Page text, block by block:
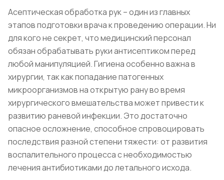
Асептическая обработка рук – один из главных
этапов подготовки врача к проведению операции. Ни
для кого не секрет, что медицинский персонал
обязан обрабатывать руки антисептиком перед
любой манипуляцией. Гигиена особенно важна в
хирургии, так как попадание патогенных
микроорганизмов на открытую рану во время
хирургического вмешательства может привести к
развитию раневой инфекции. Это достаточно
опасное осложнение, способное спровоцировать
последствия разной степени тяжести: от развития
воспалительного процесса с необходимостью
лечения антибиотиками до летального исхода.